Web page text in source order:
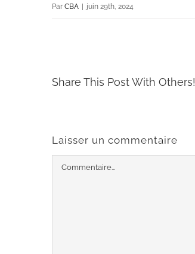
Par CBA | juin 29th, 2024
Share This Post With Others!
Laisser un commentaire
Commentaire